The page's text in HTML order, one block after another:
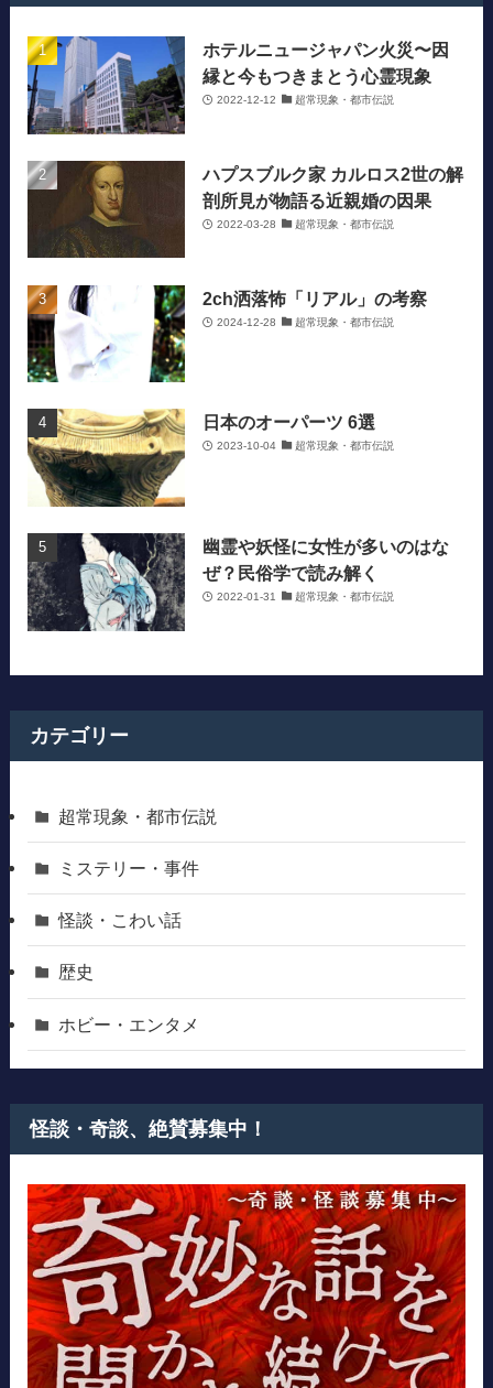
ホテルニュージャパン火災〜因
縁と今もつきまとう心霊現象
2022-12-12 超常現象・都市伝説
ハプスブルク家 カルロス2世の解
剖所見が物語る近親婚の因果
2022-03-28 超常現象・都市伝説
2ch洒落怖「リアル」の考察
2024-12-28 超常現象・都市伝説
日本のオーパーツ 6選
2023-10-04 超常現象・都市伝説
幽霊や妖怪に女性が多いのはな
ぜ？民俗学で読み解く
2022-01-31 超常現象・都市伝説
カテゴリー
超常現象・都市伝説
ミステリー・事件
怪談・こわい話
歴史
ホビー・エンタメ
怪談・奇談、絶賛募集中！